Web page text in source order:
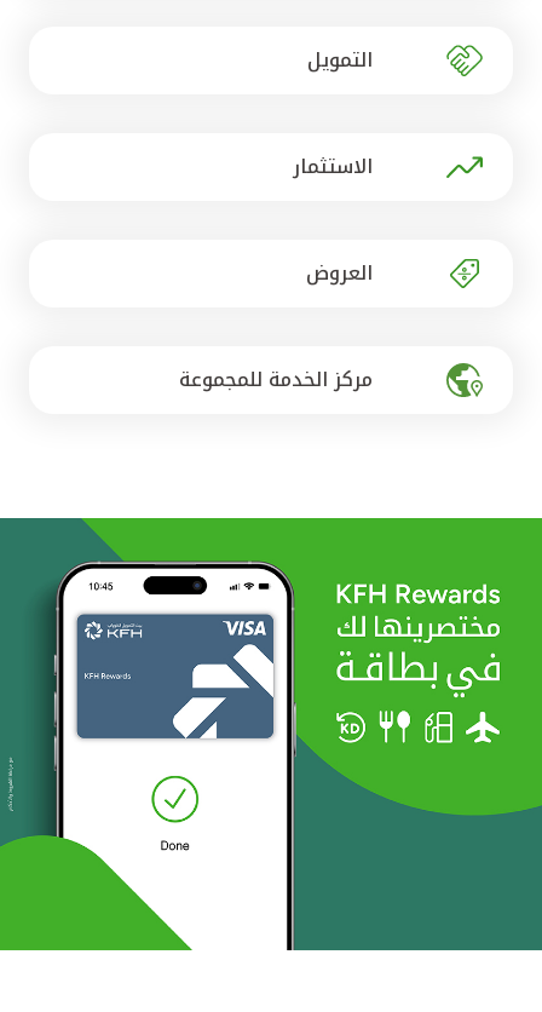
مصر
التمويل
الاستثمار
العروض
مركز الخدمة للمجموعة